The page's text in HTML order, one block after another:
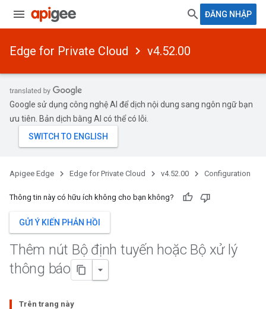
ĐĂNG NHẬP
Edge for Private Cloud v4.52.00
Google sử dụng công nghệ AI để dịch nội dung sang ngôn ngữ bạn
ưu tiên. Bản dịch bằng AI có thể có lỗi.
Apigee Edge Edge for Private Cloud v4.52.00 Configuration
Thông tin này có hữu ích không cho bạn không?
GỬI Ý KIẾN PHẢN HỒI
Thêm nút Bộ định tuyến hoặc Bộ xử lý
thông báo
Trên trang này